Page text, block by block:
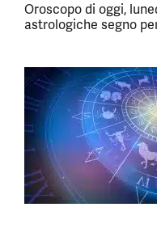
Oroscopo di oggi,
astrologiche segno